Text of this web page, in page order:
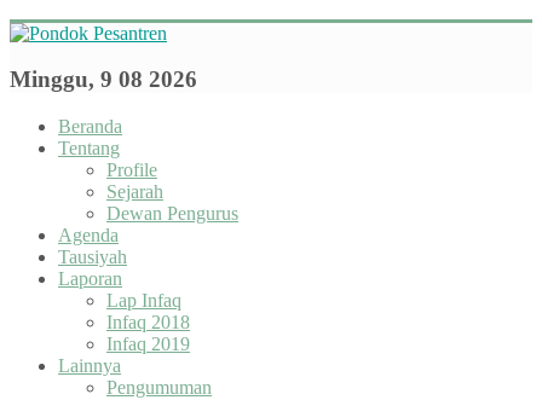
Minggu, 9 08 2026
Beranda
Tentang
Profile
Sejarah
Dewan Pengurus
Agenda
Tausiyah
Laporan
Lap Infaq
Infaq 2018
Infaq 2019
Lainnya
Pengumuman